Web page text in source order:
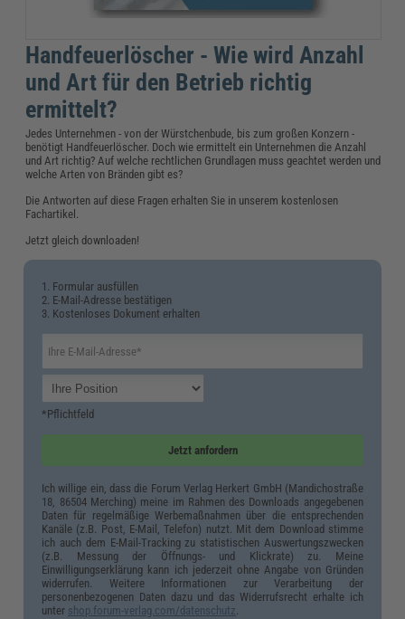
Handfeuerlöscher - Wie wird Anzahl
und Art für den Betrieb richtig
ermittelt?
Jedes Unternehmen - von der Würstchenbude, bis zum großen Konzern -
benötigt Handfeuerlöscher. Doch wie ermittelt ein Unternehmen die Anzahl
und Art richtig? Auf welche rechtlichen Grundlagen muss geachtet werden und
welche Arten von Bränden gibt es?
Die Antworten auf diese Fragen erhalten Sie in unserem kostenlosen
Fachartikel.
Jetzt gleich downloaden!
1. Formular ausfüllen
2. E-Mail-Adresse bestätigen
3. Kostenloses Dokument erhalten
*Pflichtfeld
Jetzt anfordern
Ich willige ein, dass die Forum Verlag Herkert GmbH (Mandichostraße
18, 86504 Merching) meine im Rahmen des Downloads angegebenen
Daten für regelmäßige Werbemaßnahmen über die entsprechenden
Kanäle (z.B. Post, E-Mail, Telefon) nutzt. Mit dem Download stimme
ich auch dem E-Mail-Tracking zu statistischen Auswertungszwecken
(z.B. Messung der Öffnungs- und Klickrate) zu. Meine
Einwilligungserklärung kann ich jederzeit ohne Angabe von Gründen
widerrufen. Weitere Informationen zur Verarbeitung der
personenbezogenen Daten dazu und das Widerrufsrecht erhalte ich
unter shop.forum-verlag.com/datenschutz.